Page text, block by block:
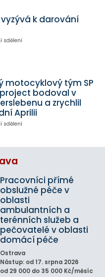
vyzývá k darování
sdělení
motocyklový tým SP
bodoval v
a zrychlil
Aprilii
sdělení
Pracovníci přímé
obslužné péče v
oblasti
ambulantních a
terénních služeb a
pečovatelé v oblasti
domácí péče
Ostrava
Nástup: od 17. srpna 2026
od 29 000 do 35 000 Kč/měsíc